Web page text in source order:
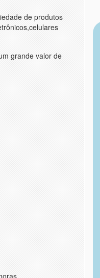
de produtos
grande valor de